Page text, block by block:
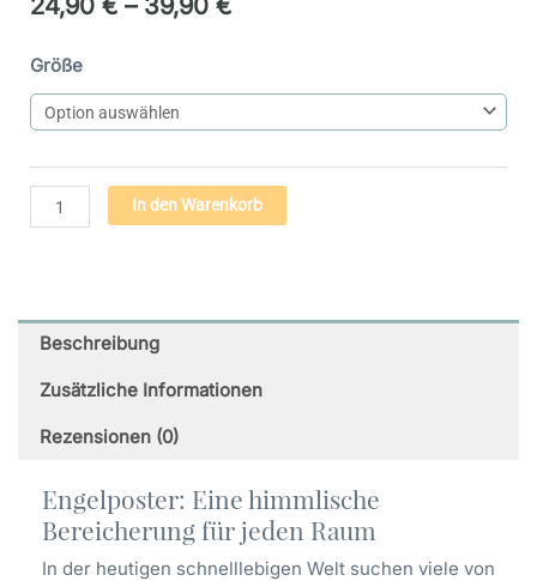
Größe
Engel
Geduld
-
Premium
Poster
Menge
In den Warenkorb
Beschreibung
Zusätzliche Informationen
Rezensionen (0)
Engelposter: Eine himmlische
Bereicherung für jeden Raum
In der heutigen schnelllebigen Welt suchen viele von